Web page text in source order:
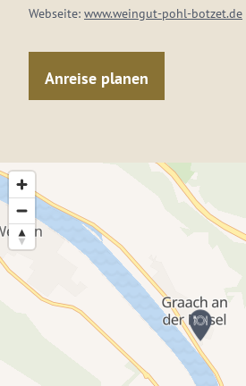
Webseite: www.weingut-pohl-botzet.de
Anreise planen